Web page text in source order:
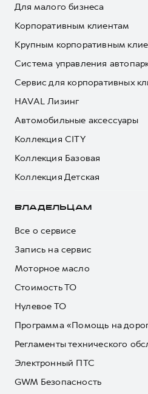
Для малого бизнеса
Корпоративным клиентам
Крупным корпоративным
Система управления
Сервис для корпоративных
HAVAL Лизинг
Автомобильные аксессуары
Коллекция CITY
Коллекция Базовая
Коллекция Детская
ВЛАДЕЛЬЦАМ
Все о сервисе
Запись на сервис
Моторное масло
Стоимость ТО
Нулевое ТО
Программа «Помощь на
Регламенты технического
Электронный ПТС
GWM Безопасность